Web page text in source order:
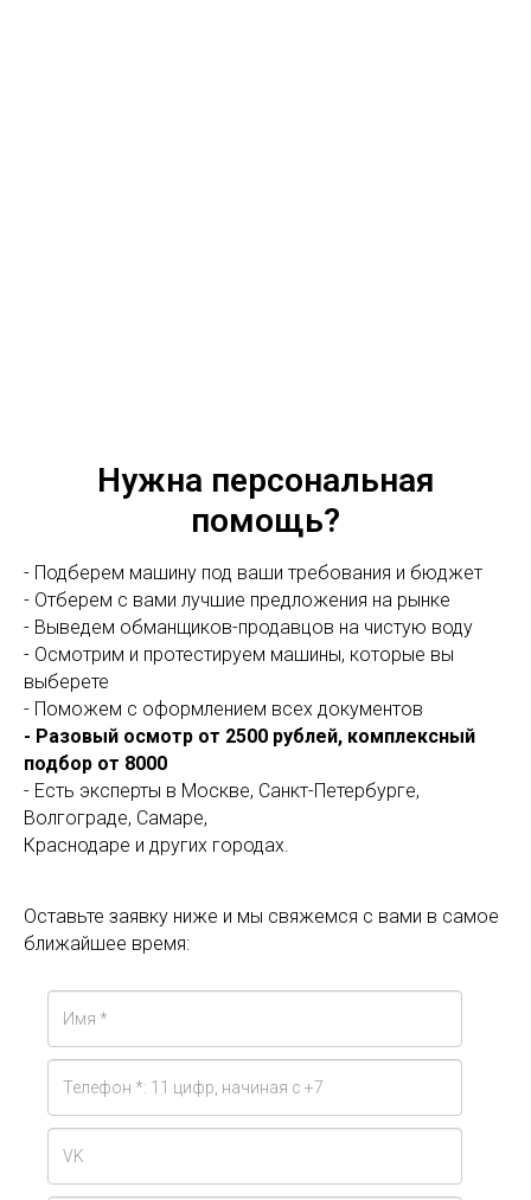
Нужна персональная
помощь?
- Подберем машину под ваши требования и бюджет
- Отберем с вами лучшие предложения на рынке
- Выведем обманщиков-продавцов на чистую воду
- Осмотрим и протестируем машины, которые вы
выберете
- Поможем с оформлением всех документов
- Разовый осмотр от 2500 рублей, комплексный
подбор от 8000
- Есть эксперты в Москве, Санкт-Петербурге,
Волгограде, Самаре,
Краснодаре и других городах.
Оставьте заявку ниже и мы свяжемся с вами в самое
ближайшее время: